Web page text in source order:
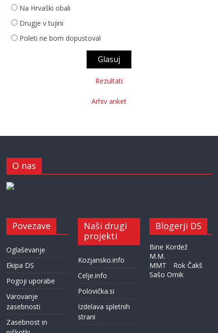
Na Hrvaški obali
Drugje v tujini
Poleti ne bom dopustoval
Rezultati
Arhiv anket
O nas
Povezave
Oglaševanje
Ekipa DS
Pogoji uporabe
Varovanje
zasebnosti
Zasebnost in
Naši drugi
projekti
Kozjansko.info
Celje.info
Polovička.si
Izdelava spletnih
strani
Blogerji DS
Bine Kordež
M.M.
MMT
Rok Čakš
Sašo Ornik